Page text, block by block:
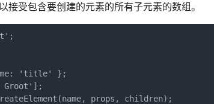
受包含要创建的元素的所有子元素的数组。
'title' };
Groot'];
props, children);